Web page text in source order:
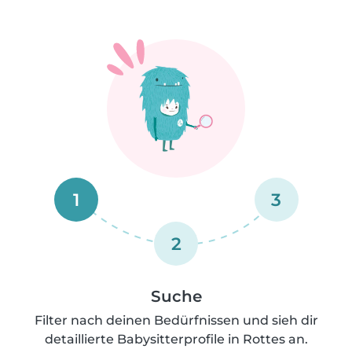
1
2
3
Suche
Filter nach deinen Bedürfnissen und sieh dir
detaillierte Babysitterprofile in Rottes an.